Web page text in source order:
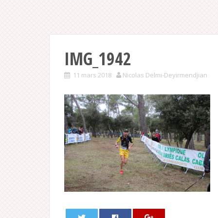
IMG_1942
11 mars 2018 Nicolas Delmi-Deyirmendjian